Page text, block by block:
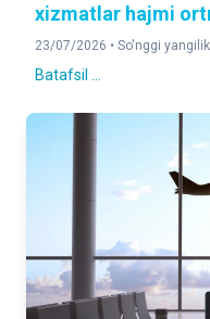
xizmatlar hajmi
23/07/2026 • So'nggi
Batafsil ...